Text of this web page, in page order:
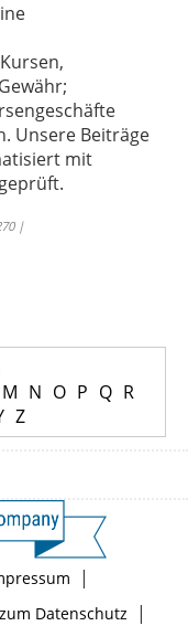
Unsere Beiträge
mit
|
M N O P Q R
Z
|
Datenschutz |